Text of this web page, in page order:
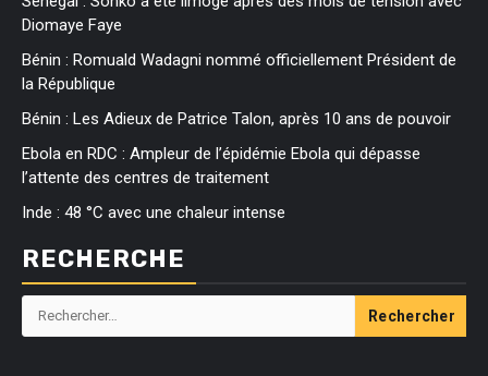
Diomaye Faye
Bénin : Romuald Wadagni nommé officiellement Président de
la République
Bénin : Les Adieux de Patrice Talon, après 10 ans de pouvoir
Ebola en RDC : Ampleur de l’épidémie Ebola qui dépasse
l’attente des centres de traitement
Inde : 48 °C avec une chaleur intense
RECHERCHE
Rechercher :